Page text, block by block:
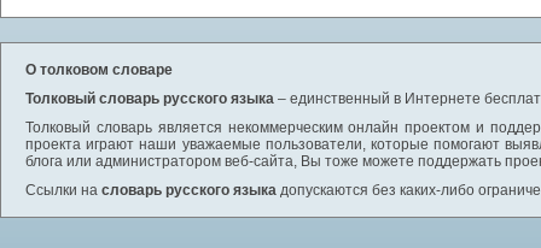
О толковом словаре
Толковый словарь русского языка – единственный в Интернете
Толковый словарь является некоммерческим онлайн проектом и
проекта играют наши уважаемые пользователи, которые помогают
блога или администратором веб-сайта, Вы тоже можете поддержать
Ссылки на словарь русского языка допускаются без каких-либо